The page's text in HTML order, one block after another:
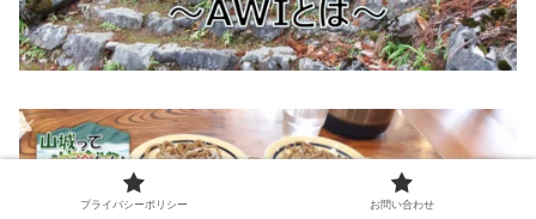
プライバシーポリシー お問い合わせ